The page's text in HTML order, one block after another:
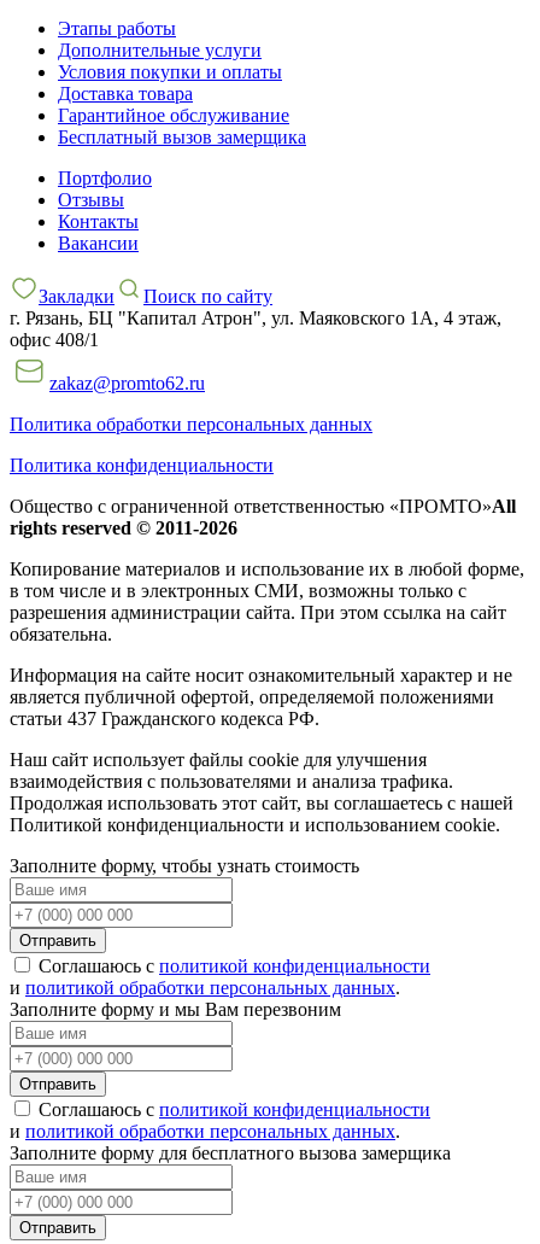
Этапы работы
Дополнительные услуги
Условия покупки и оплаты
Доставка товара
Гарантийное обслуживание
Бесплатный вызов замерщика
Портфолио
Отзывы
Контакты
Вакансии
Закладки
Поиск по сайту
г. Рязань, БЦ "Капитал Атрон", ул. Маяковского 1А, 4 этаж,
офис 408/1
zakaz@promto62.ru
Политика обработки персональных данных
Политика конфиденциальности
Общество с ограниченной ответственностью «ПРОМТО»All
rights reserved © 2011-2026
Копирование материалов и использование их в любой форме,
в том числе и в электронных СМИ, возможны только c
разрешения администрации сайта. При этом ссылка на сайт
обязательна.
Информация на сайте носит ознакомительный характер и не
является публичной офертой, определяемой положениями
статьи 437 Гражданского кодекса РФ.
Наш сайт использует файлы cookie для улучшения
взаимодействия с пользователями и анализа трафика.
Продолжая использовать этот сайт, вы соглашаетесь с нашей
Политикой конфиденциальности и использованием cookie.
Заполните форму, чтобы узнать стоимость
Отправить
Соглашаюсь с политикой конфиденциальности
и политикой обработки персональных данных.
Заполните форму и мы Вам перезвоним
Отправить
Соглашаюсь с политикой конфиденциальности
и политикой обработки персональных данных.
Заполните форму для бесплатного вызова замерщика
Отправить